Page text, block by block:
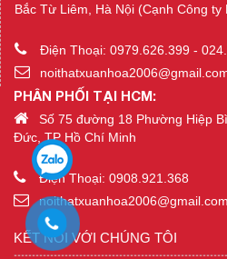
Bắc Từ Liêm, Hà Nội (Cạnh Công ty
Điện Thoại: 0979.626.399 -
PHÂN PHỐI TẠI HCM:
Số 75 đường 18 Phường Hiệp
Đức, TP Hồ Chí Minh
Điện Thoại: 0908.921.368
noithatxuanhoa2006@gmail.com
KẾT NỐI VỚI CHÚNG TÔI